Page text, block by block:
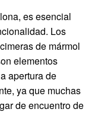
es esencial
Los
de mármol
elementos
apertura de
ya que muchas
de encuentro de